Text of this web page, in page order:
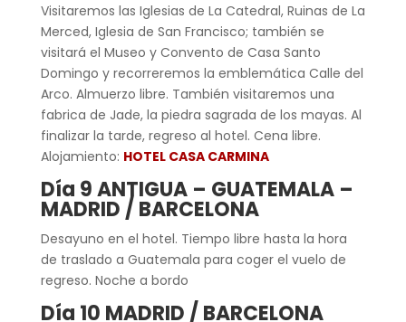
Visitaremos las Iglesias de La Catedral, Ruinas de La
Merced, Iglesia de San Francisco; también se
visitará el Museo y Convento de Casa Santo
Domingo y recorreremos la emblemática Calle del
Arco. Almuerzo libre. También visitaremos una
fabrica de Jade, la piedra sagrada de los mayas. Al
finalizar la tarde, regreso al hotel. Cena libre.
Alojamiento: HOTEL CASA CARMINA
Día 9 ANTIGUA – GUATEMALA –
MADRID / BARCELONA
Desayuno en el hotel. Tiempo libre hasta la hora
de traslado a Guatemala para coger el vuelo de
regreso. Noche a bordo
Día 10 MADRID / BARCELONA